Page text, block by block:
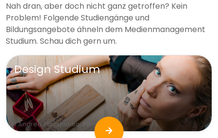
Nah dran, aber doch nicht ganz getroffen? Kein
Problem! Folgende Studiengänge und
Bildungsangebote ähneln dem Medienmanagement
Studium. Schau dich gern um.
© Andrea Piacquadio; Pexels
Design Studium